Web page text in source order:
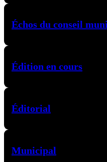
Échos du conseil
Édition en cours
Éditorial
Municipal